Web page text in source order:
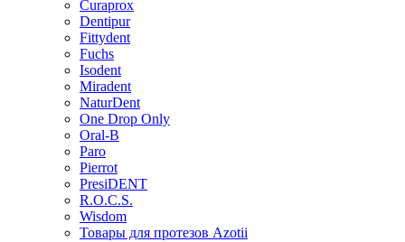
Curaprox
Dentipur
Fittydent
Fuchs
Isodent
Miradent
NaturDent
One Drop Only
Oral-B
Paro
Pierrot
PresiDENT
R.O.C.S.
Wisdom
Товары для протезов Azotii